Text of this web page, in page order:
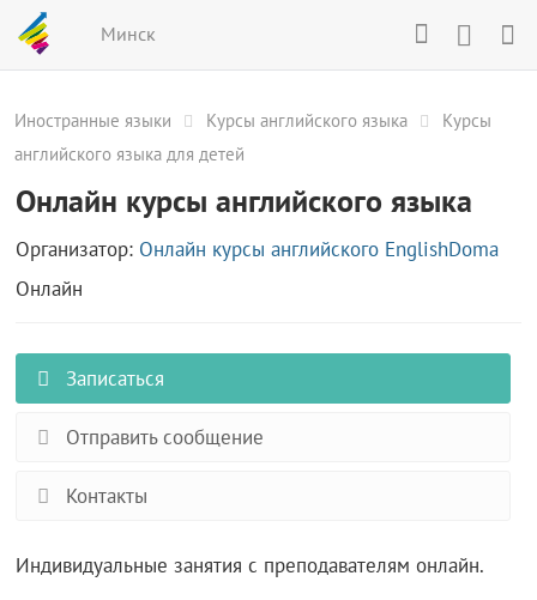
Минск
Иностранные языки Курсы английского языка
Курсы
английского языка для детей
Онлайн курсы английского языка
Организатор: Онлайн курсы английского EnglishDoma
Онлайн
Записаться
Отправить сообщение
Контакты
Индивидуальные занятия с преподавателям онлайн.